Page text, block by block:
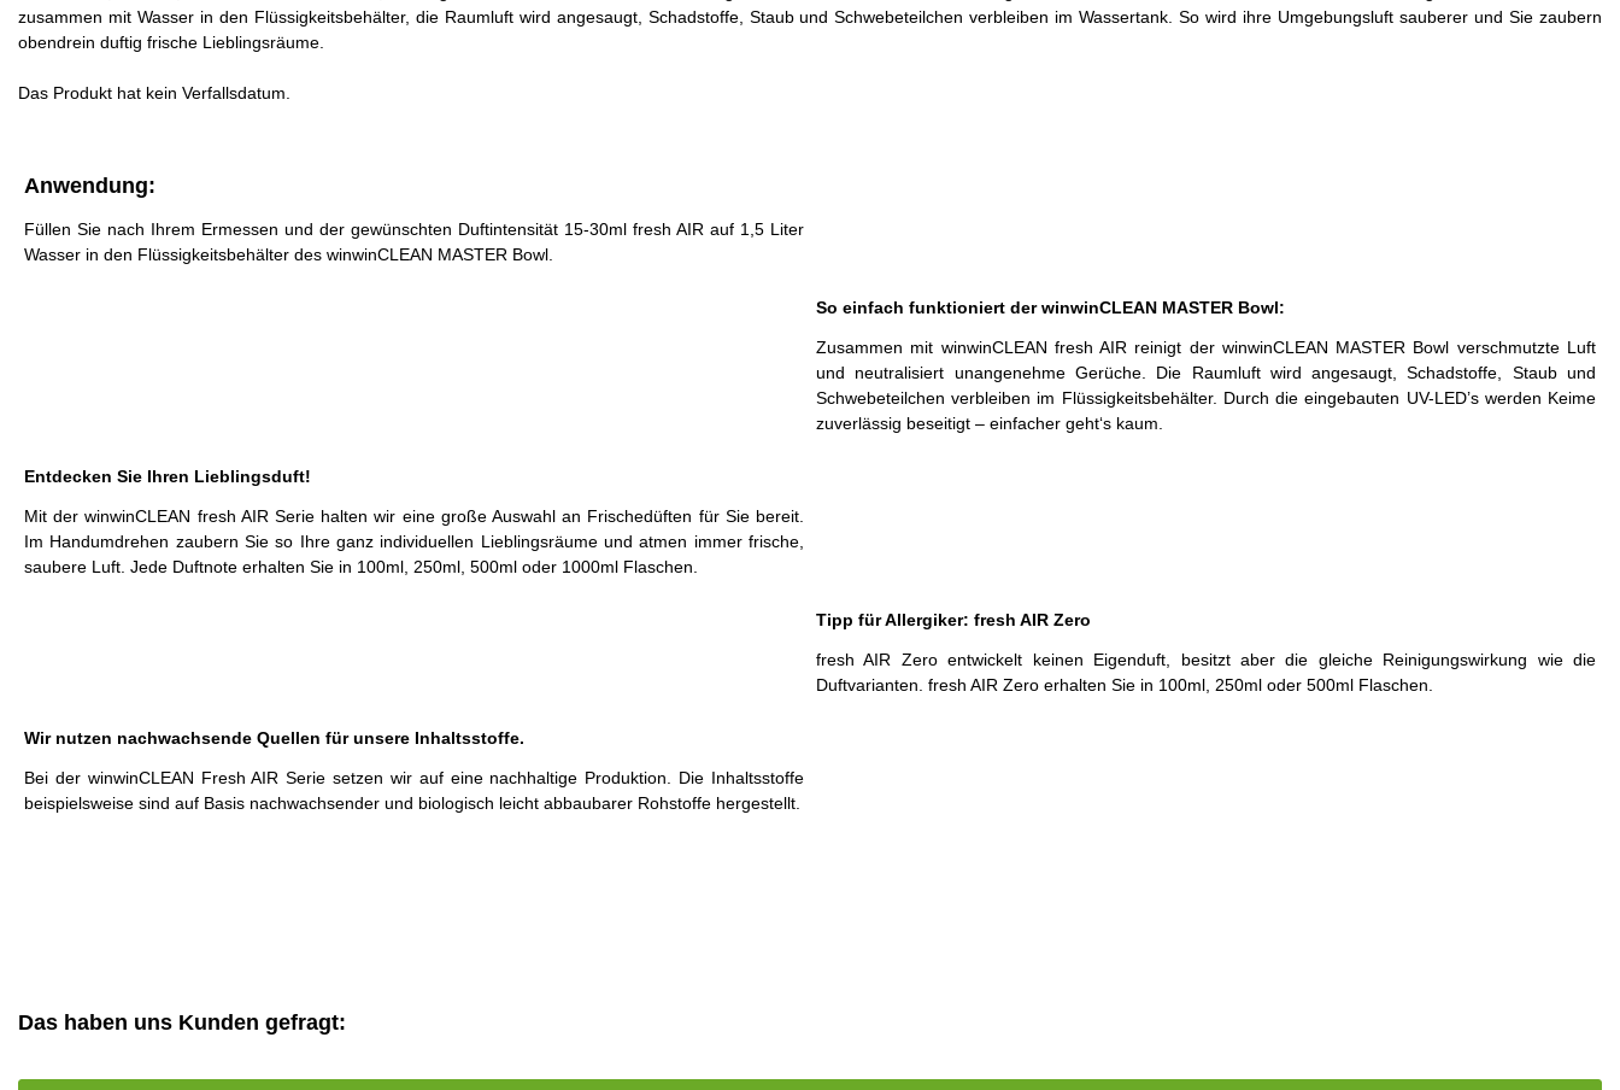
zusammen mit Wasser in den Flüssigkeitsbehälter, die Raumluft wird angesaugt, Schadstoffe, Staub und Schwebeteilchen verbleiben im Wassertank. So wird ihre Umgebungsluft sauberer und Sie zaubern
obendrein duftig frische Lieblingsräume.
Das Produkt hat kein Verfallsdatum.
Anwendung:
Füllen Sie nach Ihrem Ermessen und der gewünschten Duftintensität 15-30ml fresh AIR auf 1,5 Liter
Wasser in den Flüssigkeitsbehälter des winwinCLEAN MASTER Bowl.
So einfach funktioniert der winwinCLEAN MASTER Bowl:
Zusammen mit winwinCLEAN fresh AIR reinigt der winwinCLEAN MASTER Bowl verschmutzte Luft
und neutralisiert unangenehme Gerüche. Die Raumluft wird angesaugt, Schadstoffe, Staub und
Schwebeteilchen verbleiben im Flüssigkeitsbehälter. Durch die eingebauten UV-LED’s werden Keime
zuverlässig beseitigt – einfacher geht‘s kaum.
Entdecken Sie Ihren Lieblingsduft!
Mit der winwinCLEAN fresh AIR Serie halten wir eine große Auswahl an Frischedüften für Sie bereit.
Im Handumdrehen zaubern Sie so Ihre ganz individuellen Lieblingsräume und atmen immer frische,
saubere Luft. Jede Duftnote erhalten Sie in 100ml, 250ml, 500ml oder 1000ml Flaschen.
Tipp für Allergiker: fresh AIR Zero
fresh AIR Zero entwickelt keinen Eigenduft, besitzt aber die gleiche Reinigungswirkung wie die
Duftvarianten. fresh AIR Zero erhalten Sie in 100ml, 250ml oder 500ml Flaschen.
Wir nutzen nachwachsende Quellen für unsere Inhaltsstoffe.
Bei der winwinCLEAN Fresh AIR Serie setzen wir auf eine nachhaltige Produktion. Die Inhaltsstoffe
beispielsweise sind auf Basis nachwachsender und biologisch leicht abbaubarer Roh­stoffe hergestellt.
Das haben uns Kunden gefragt: